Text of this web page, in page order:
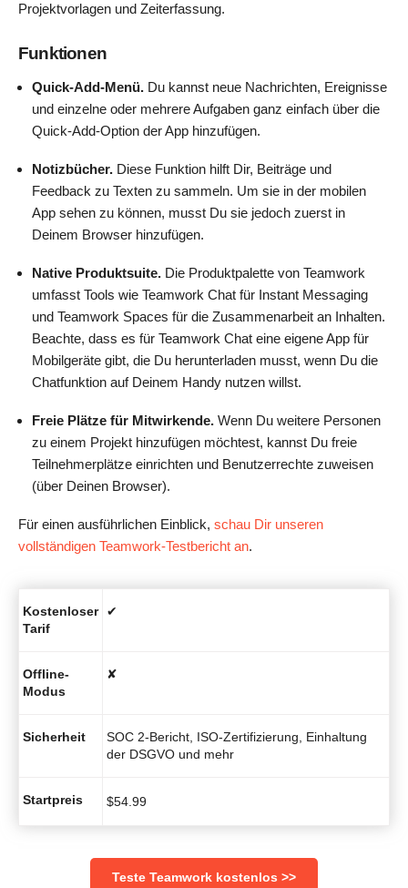
Projektvorlagen und Zeiterfassung.
Funktionen
Quick-Add-Menü. Du kannst neue Nachrichten, Ereignisse
und einzelne oder mehrere Aufgaben ganz einfach über die
Quick-Add-Option der App hinzufügen.
Notizbücher. Diese Funktion hilft Dir, Beiträge und
Feedback zu Texten zu sammeln. Um sie in der mobilen
App sehen zu können, musst Du sie jedoch zuerst in
Deinem Browser hinzufügen.
Native Produktsuite. Die Produktpalette von Teamwork
umfasst Tools wie Teamwork Chat für Instant Messaging
und Teamwork Spaces für die Zusammenarbeit an Inhalten.
Beachte, dass es für Teamwork Chat eine eigene App für
Mobilgeräte gibt, die Du herunterladen musst, wenn Du die
Chatfunktion auf Deinem Handy nutzen willst.
Freie Plätze für Mitwirkende. Wenn Du weitere Personen
zu einem Projekt hinzufügen möchtest, kannst Du freie
Teilnehmerplätze einrichten und Benutzerrechte zuweisen
(über Deinen Browser).
Für einen ausführlichen Einblick, schau Dir unseren
vollständigen Teamwork-Testbericht an.
Kostenloser
Tarif
✔
Offline-
Modus
✘
Sicherheit
SOC 2-Bericht, ISO-Zertifizierung, Einhaltung
der DSGVO und mehr
Startpreis $54.99
Teste Teamwork kostenlos >>